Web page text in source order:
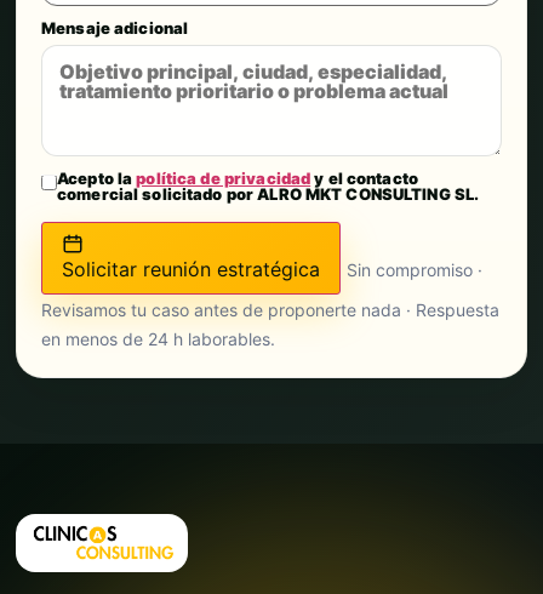
Mensaje adicional
Acepto lapolítica de privacidady el contacto
comercial solicitado por ALRO MKT CONSULTING SL.
Solicitar reunión estratégica
Sin compromiso ·
Revisamos tu caso antes de proponerte nada · Respuesta
en menos de 24 h laborables.